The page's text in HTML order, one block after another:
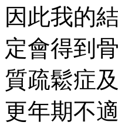
因此我的
定會得到
質疏鬆症
更年期不